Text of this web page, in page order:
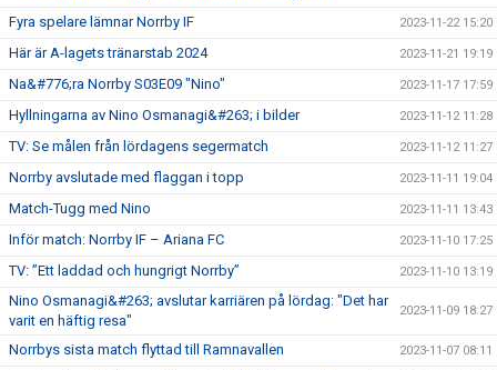
Fyra spelare lämnar Norrby IF 2023-11-22 15:20
Här är A-lagets tränarstab 2024 2023-11-21 19:19
Na&#776;ra Norrby S03E09 "Nino" 2023-11-17 17:59
Hyllningarna av Nino Osmanagi&#263; i bilder 2023-11-12 11:28
TV: Se målen från lördagens segermatch 2023-11-12 11:27
Norrby avslutade med flaggan i topp 2023-11-11 19:04
Match-Tugg med Nino 2023-11-11 13:43
Inför match: Norrby IF – Ariana FC 2023-11-10 17:25
TV: ”Ett laddad och hungrigt Norrby” 2023-11-10 13:19
Nino Osmanagi&#263; avslutar karriären på lördag: "Det har
varit en häftig resa"
2023-11-09 18:27
Norrbys sista match flyttad till Ramnavallen 2023-11-07 08:11